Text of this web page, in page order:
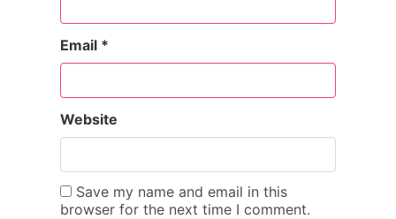
Email *
Website
Save my name and email in this
browser for the next time I comment.